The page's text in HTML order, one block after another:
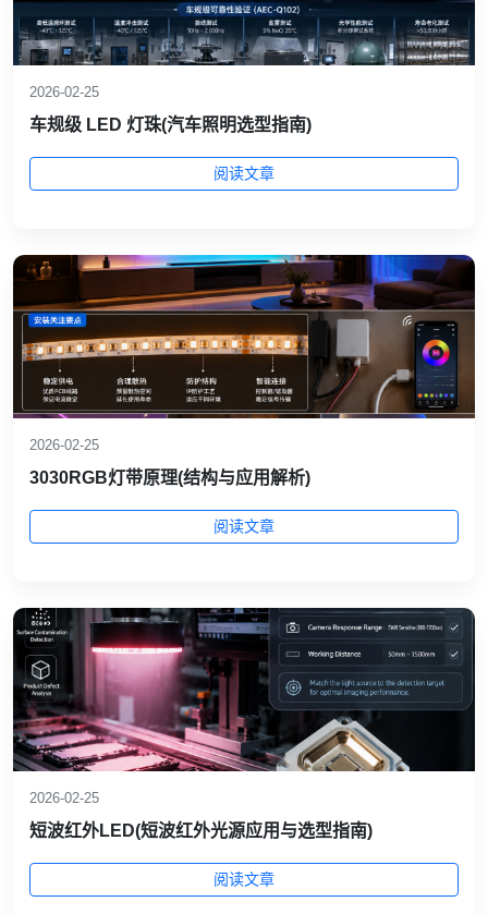
2026-02-25
车规级 LED 灯珠(汽车照明选型指南)
阅读文章
2026-02-25
3030RGB灯带原理(结构与应用解析)
阅读文章
2026-02-25
短波红外LED(短波红外光源应用与选型指南)
阅读文章